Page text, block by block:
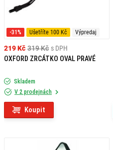
-31% Ušetříte 100 Kč Výpredaj
319 Kč
219 Kč
s DPH
OXFORD ZRCÁTKO OVAL PRAVÉ
Skladem
V 2 prodejnách
Koupit